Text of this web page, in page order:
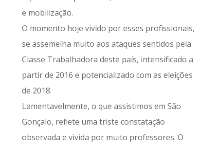
e mobilização.
O momento hoje vivido por esses profissionais,
se assemelha muito aos ataques sentidos pela
Classe Trabalhadora deste país, intensificado a
partir de 2016 e potencializado com as eleições
de 2018.
Lamentavelmente, o que assistimos em São
Gonçalo, reflete uma triste constatação
observada e vivida por muito professores. O